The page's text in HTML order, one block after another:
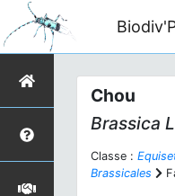
Chou
Brassica
Classe :
Brassicales